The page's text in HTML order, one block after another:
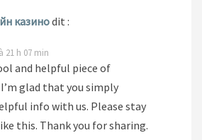
казиноdit :
21 h 07 min
and helpful piece of
glad that you simply
info with us. Please stay
this. Thank you for sharing.